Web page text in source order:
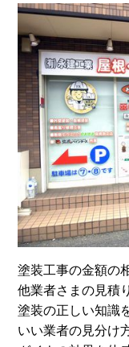
塗装工事の金額の
他業者さまの見積
塗装の正しい知識
いい業者の見分け